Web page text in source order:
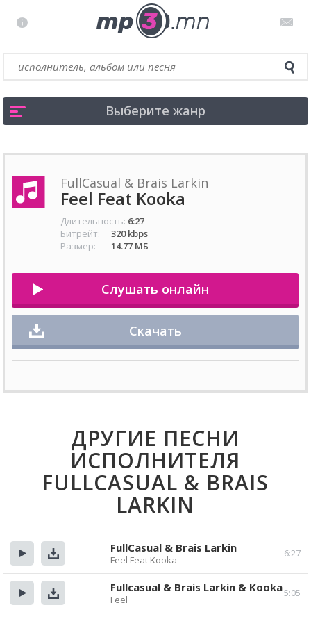
Выберите жанр
FullCasual & Brais Larkin
Feel Feat Kooka
Длительность: 6:27
Битрейт:
320 kbps
Размер:
14.77 МБ
Слушать онлайн
Скачать
ДРУГИЕ ПЕСНИ
ИСПОЛНИТЕЛЯ
FULLCASUAL & BRAIS
LARKIN
Прослушать
Скачать
6:27
FullCasual & Brais Larkin
Feel Feat Kooka
Прослушать
Скачать
5:05
Fullcasual & Brais Larkin & Kooka
Feel